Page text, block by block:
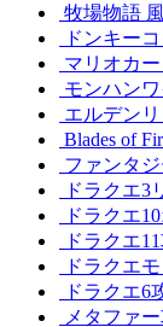
牧場物語
ドンキー
マリオカ
モンハン
エルデン
Blades of
ファンタ
ドラクエ3
ドラクエ
ドラクエ
ドラクエ
ドラクエ6
メタファ